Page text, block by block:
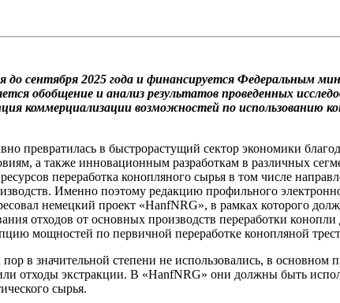
сентября 2025 года и финансируется Федеральным
обобщение и анализ результатов проведенных
коммерциализации возможностей по использованию
превратилась в быстрорастущий сектор экономики
а также инновационным разработкам в различных
переработка конопляного сырья в том числе
Именно поэтому редакцию профильного
немецкий проект «HanfNRG», в рамках которого
отходов от основных производств переработки
мощностей по первичной переработке конопляной
в значительной степени не использовались, в основном
отходы экстракции. В «HanfNRG» они должны быть
сырья.